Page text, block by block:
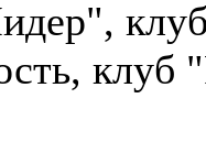
клуб